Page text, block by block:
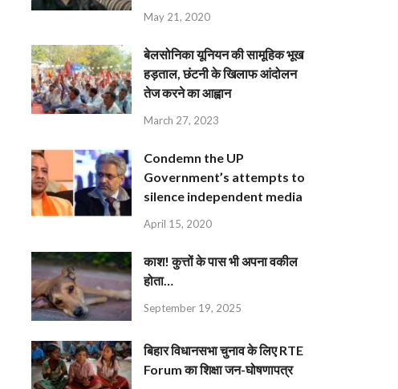
May 21, 2020
बेलसोनिका यूनियन की सामूहिक भूख
हड़ताल, छंटनी के खिलाफ आंदोलन
तेज करने का आह्वान
March 27, 2023
Condemn the UP
Government’s attempts to
silence independent media
April 15, 2020
काश! कुत्तों के पास भी अपना वकील
होता…
September 19, 2025
बिहार विधानसभा चुनाव के लिए RTE
Forum का शिक्षा जन-घोषणापत्र